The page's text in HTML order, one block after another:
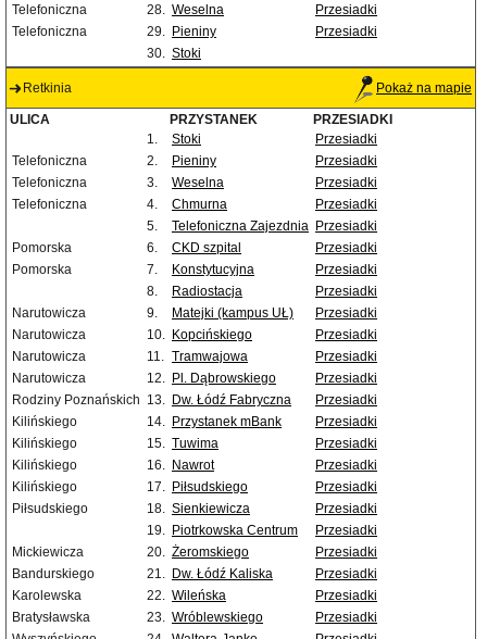
Telefoniczna
28. Weselna
Przesiadki
Telefoniczna
29. Pieniny
Przesiadki
30. Stoki
Retkinia Pokaż na mapie
ULICA PRZYSTANEK
PRZESIADKI
1.
Stoki
Przesiadki
Telefoniczna
2. Pieniny
Przesiadki
Telefoniczna
3. Weselna
Przesiadki
Telefoniczna
4. Chmurna
Przesiadki
5.
Telefoniczna Zajezdnia Przesiadki
Pomorska
6. CKD szpital
Przesiadki
Pomorska
7. Konstytucyjna
Przesiadki
8.
Radiostacja
Przesiadki
Narutowicza
9. Matejki (kampus UŁ)
Przesiadki
Narutowicza
10. Kopcińskiego
Przesiadki
Narutowicza
11. Tramwajowa
Przesiadki
Narutowicza
12. Pl. Dąbrowskiego
Przesiadki
Rodziny Poznańskich 13. Dw. Łódź Fabryczna
Przesiadki
Kilińskiego
14. Przystanek mBank
Przesiadki
Kilińskiego
15. Tuwima
Przesiadki
Kilińskiego
16. Nawrot
Przesiadki
Kilińskiego
17. Piłsudskiego
Przesiadki
Piłsudskiego
18. Sienkiewicza
Przesiadki
19. Piotrkowska Centrum
Przesiadki
Mickiewicza
20. Żeromskiego
Przesiadki
Bandurskiego
21. Dw. Łódź Kaliska
Przesiadki
Karolewska
22. Wileńska
Przesiadki
Bratysławska
23. Wróblewskiego
Przesiadki